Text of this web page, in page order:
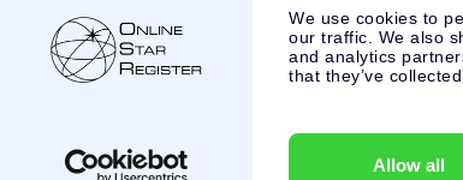
We use cookies to
our traffic. We also
and analytics
that they’ve
Allow all
Apoio ao Cliente:help@osr.org KVK: 60333553,